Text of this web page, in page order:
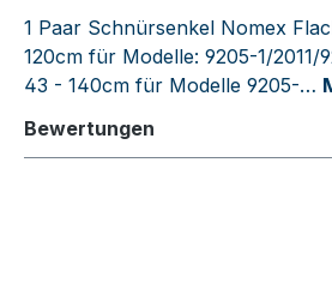
1 Paar Schnürsenkel Nomex
120cm für Modelle: 9205-1/2011/
43 - 140cm für Modelle 9205-…
Bewertungen